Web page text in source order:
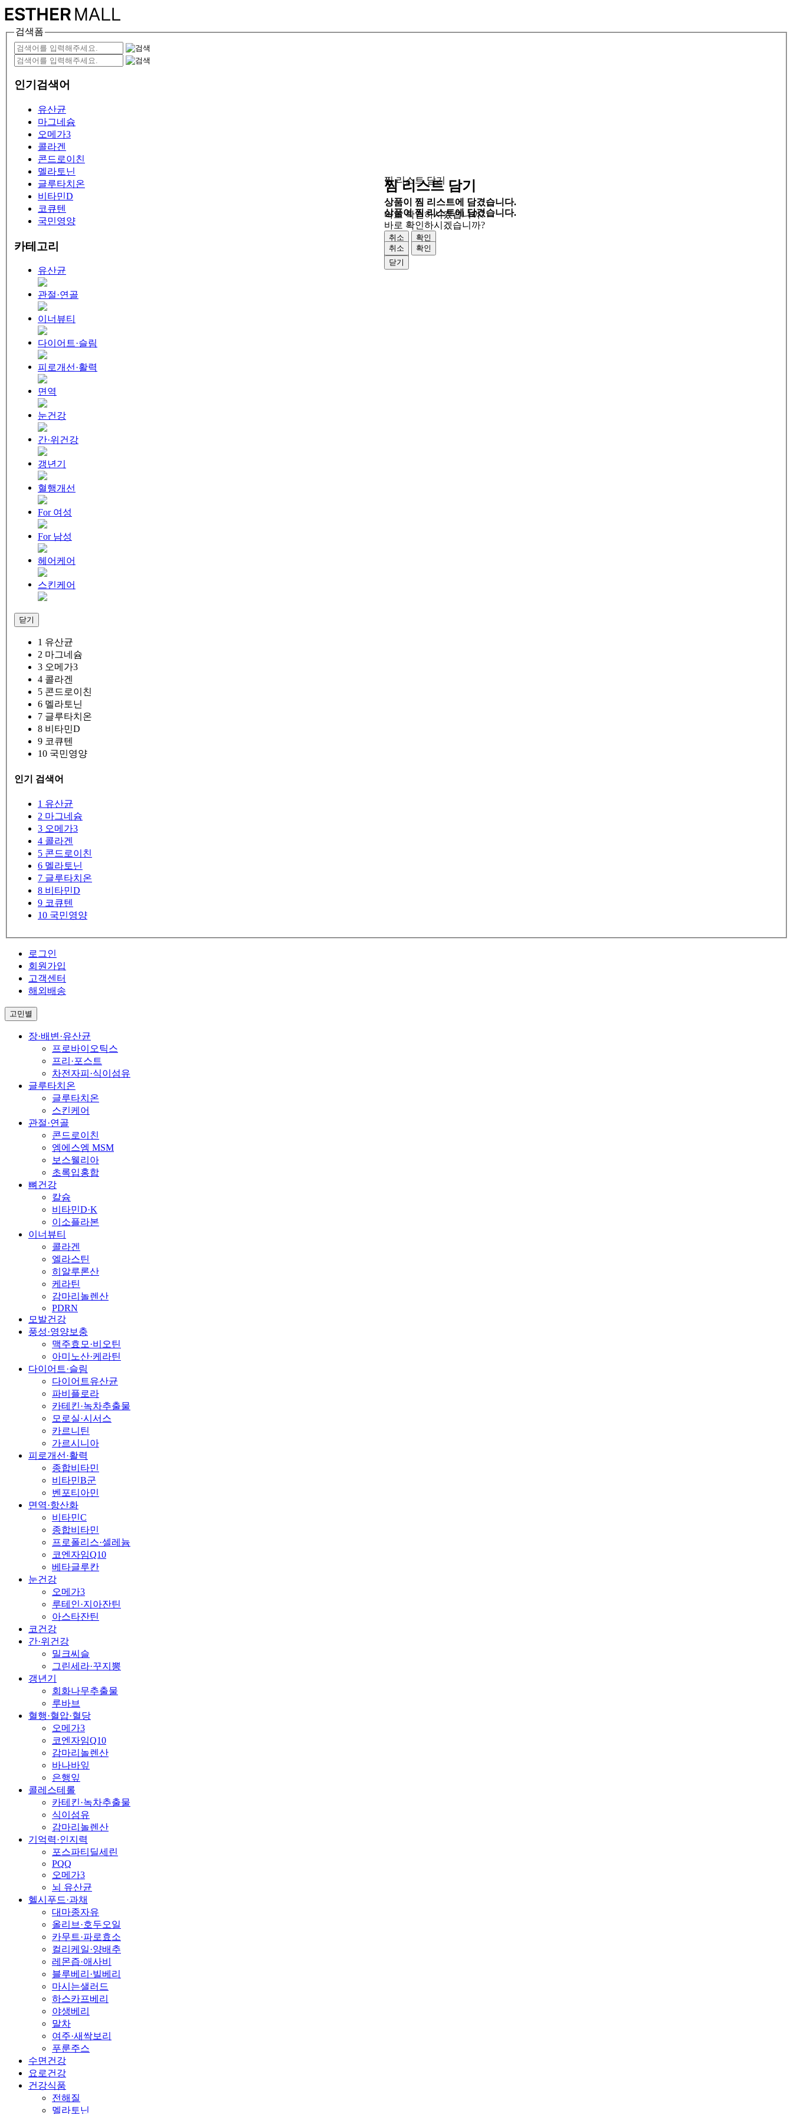
검색폼
인기검색어
유산균
마그네슘
오메가3
콜라겐
콘드로이친
멜라토닌
글루타치온
비타민D
코큐텐
국민영양
카테고리
유산균
관절·연골
이너뷰티
다이어트·슬림
피로개선·활력
면역
눈건강
간·위건강
갱년기
혈행개선
For 여성
For 남성
헤어케어
스킨케어
닫기
1 유산균
2 마그네슘
3 오메가3
4 콜라겐
5 콘드로이친
6 멜라토닌
7 글루타치온
8 비타민D
9 코큐텐
10 국민영양
인기 검색어
1 유산균
2 마그네슘
3 오메가3
4 콜라겐
5 콘드로이친
6 멜라토닌
7 글루타치온
8 비타민D
9 코큐텐
10 국민영양
로그인
회원가입
고객센터
해외배송
고민별
장·배변·유산균
프로바이오틱스
프리·포스트
차전자피·식이섬유
글루타치온
글루타치온
스킨케어
관절·연골
콘드로이친
엠에스엠 MSM
보스웰리아
초록입홍합
뼈건강
칼슘
비타민D·K
이소플라본
이너뷰티
콜라겐
엘라스틴
히알루론산
케라틴
감마리놀렌산
PDRN
모발건강
풍성·영양보충
맥주효모·비오틴
아미노산·케라틴
다이어트·슬림
다이어트유산균
파비플로라
카테킨·녹차추출물
모로실·시서스
카르니틴
가르시니아
피로개선·활력
종합비타민
비타민B군
벤포티아민
면역·항산화
비타민C
종합비타민
프로폴리스·셀레늄
코엔자임Q10
베타글루칸
눈건강
오메가3
루테인·지아잔틴
아스타잔틴
코건강
간·위건강
밀크씨슬
그린세라·꾸지뽕
갱년기
회화나무추출물
루바브
혈행·혈압·혈당
오메가3
코엔자임Q10
감마리놀렌산
바나바잎
은행잎
콜레스테롤
카테킨·녹차추출물
식이섬유
감마리놀렌산
기억력·인지력
포스파티딜세린
PQQ
오메가3
뇌 유산균
헬시푸드·과채
대마종자유
올리브·호두오일
카무트·파로효소
컬리케일·양배추
레몬즙·애사비
블루베리·빌베리
마시는샐러드
하스카프베리
야생베리
말차
여주·새싹보리
푸룬주스
수면건강
요로건강
건강식품
전해질
멜라토닌
찜 리스트 담기
상품이 찜 리스트에 담겼습니다.
바로 확인하시겠습니까?
취소
확인
닫기
찜 리스트 담기
상품이 찜 리스트에 담겼습니다.
바로 확인하시겠습니까?
취소
확인
닫기